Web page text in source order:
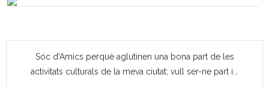
Sóc d'Amics perquè aglutinen una bona part de les
activitats culturals de la meva ciutat; vull ser-ne part i...